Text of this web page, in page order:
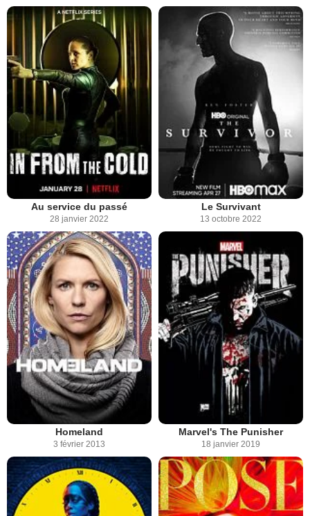
Au service du passé
28 janvier 2022
Le Survivant
13 octobre 2022
Homeland
3 février 2013
Marvel's The Punisher
18 janvier 2019